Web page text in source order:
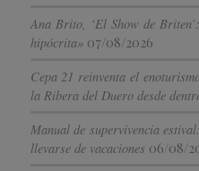
Ana Brito, ‘El Show de
hipócrita» 07/08/2026
Cepa 21 reinventa el
la Ribera del Duero desde
Manual de supervivencia
llevarse de vacaciones 06/08/